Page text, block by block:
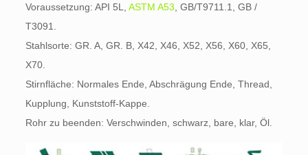
Voraussetzung: API 5L, ASTM A53 , GB/T9711.1, GB /
T3091.
Stahlsorte: GR. A, GR. B, X42, X46, X52, X56, X60, X65,
X70.
Stirnfläche: Normales Ende, Abschrägung Ende, Thread,
Kupplung, Kunststoff-Kappe.
Rohr zu beenden: Verschwinden, schwarz, bare, klar, Öl.